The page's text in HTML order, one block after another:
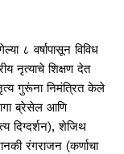
८ वर्षापासून विविध
नृत्याचे शिक्षण देत
गुरूंना निमंत्रित केले
ब्रेसेल आणि
दिग्दर्शन), शेजिथ
रंगराजन (कर्णाचा